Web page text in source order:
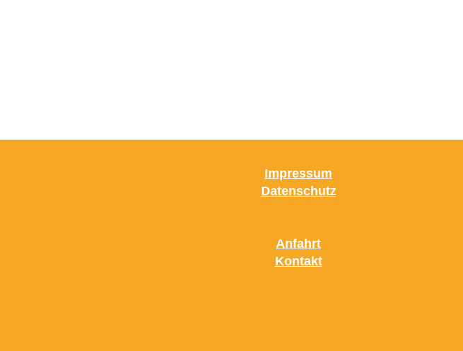
Impressum
Datenschutz
Anfahrt
Kontakt